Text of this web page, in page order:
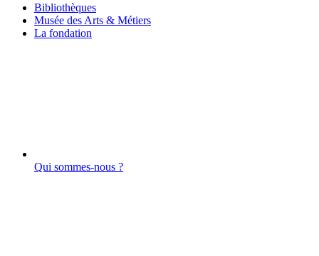
Bibliothèques
Musée des Arts & Métiers
La fondation
Qui sommes-nous ?